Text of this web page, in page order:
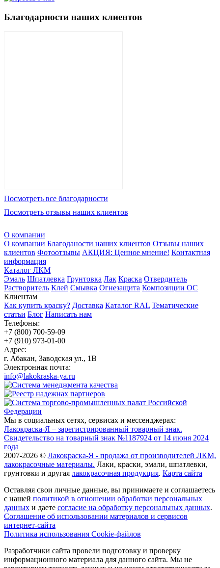
Благодарности наших клиентов
Посмотреть все благодарности
Посмотреть отзывы наших клиентов
О компании
О компании Благоданости наших клиентов Отзывы наших
клиентов Фотоотзывы АКЦИЯ: Ценное мнение! Контактная
информация
Каталог ЛКМ
Эмаль Шпатлевка Грунтовка Лак Краска Отвердитель
Растворитель Клей Смывка Огнезащита Композиции ОС
Клиентам
Как купить краску? Доставка Каталог RAL Тематические
статьи Блог Написать нам
Телефоны:
+7 (800) 700-59-09
+7 (910) 973-01-00
Адрес:
г. Абакан, Заводская ул., 1В
Электронная почта:
info@lakokraska-ya.ru
Мы в социальных сетях, сервисах и мессенджерах:
Лакокраска-Я – зарегистрированный товарный знак.
Свидетельство на товарный знак №1187924 от 14 июня 2024
года
2007-2026 © Лакокраска-Я - продажа от производителей ЛКМ,
лакокрасочные материалы. Лаки, краски, эмали, шпатлевки,
грунтовки и другая лакокрасочная продукция. Карта сайта
Оставляя свои личные данные, вы принимаете и соглашаетесь
с нашей политикой в отношении обработки персональных
данных и даете cогласие на обработку персональных данных.
Соглашение об использовании материалов и сервисов
интернет-сайта
Политика использования Cookie-файлов
Разработчики сайта провели подготовку и проверку
информационного материала для данного сайта. Мы не